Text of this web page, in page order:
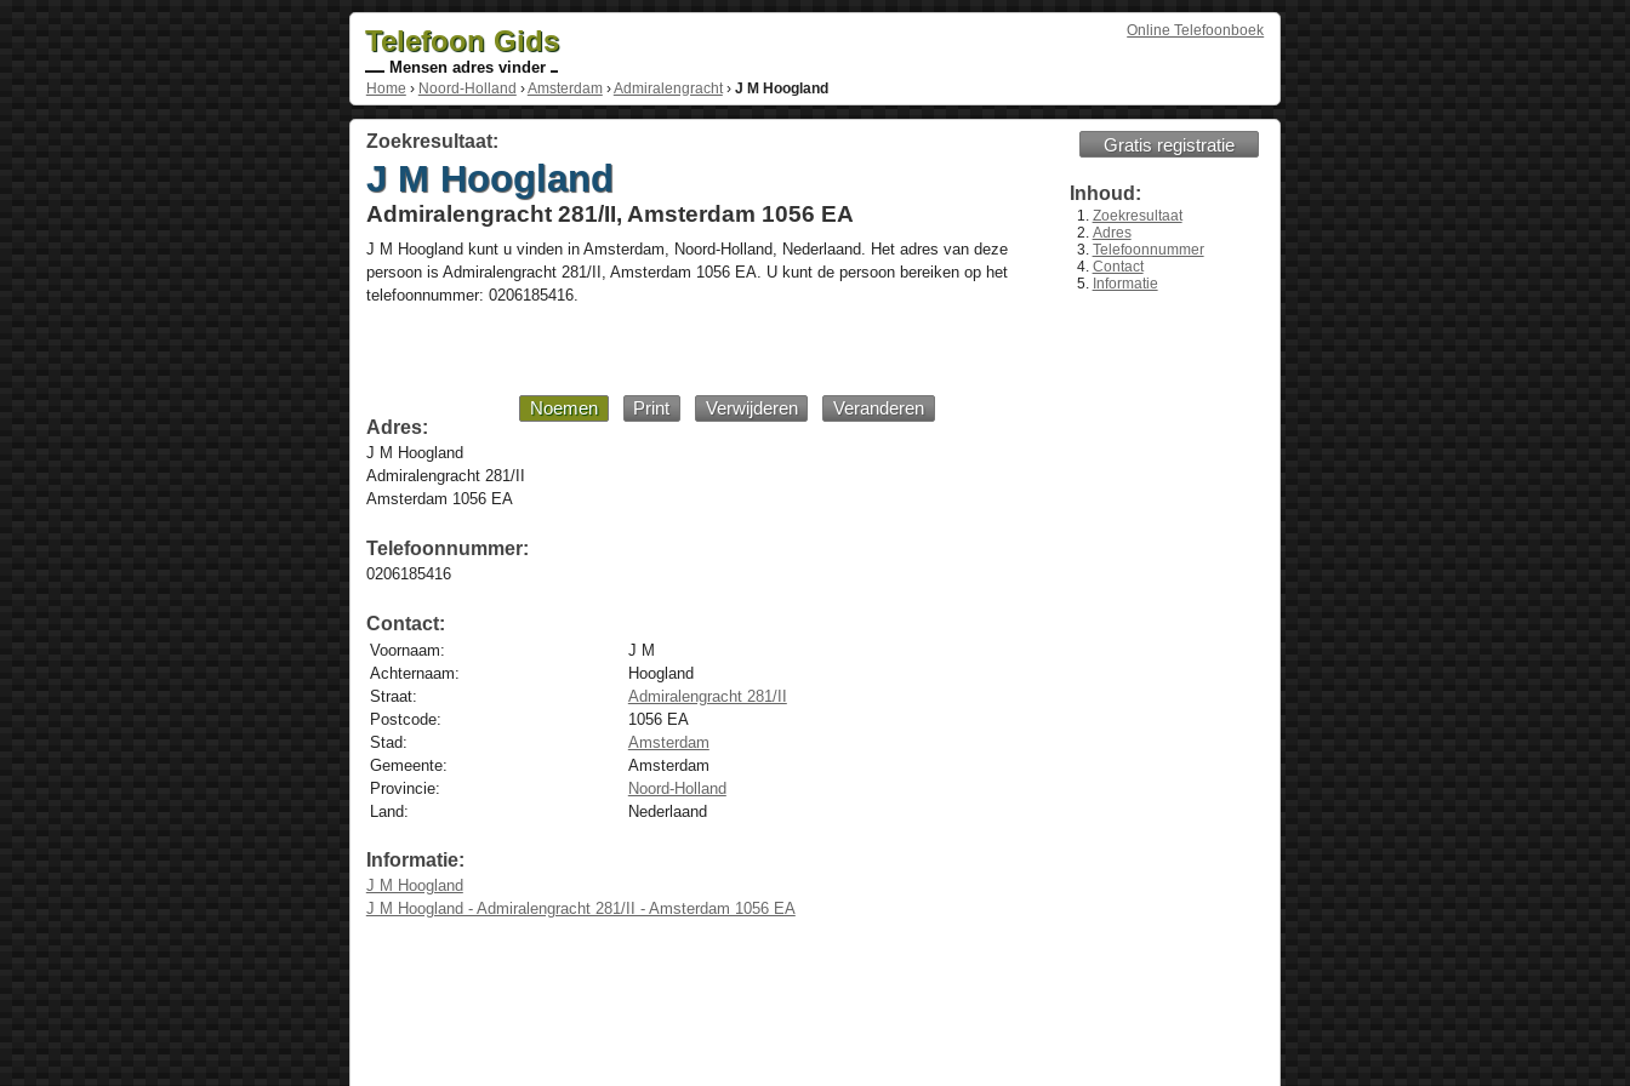
Online Telefoonboek
Telefoon Gids
Mensen adres vinder
Home › Noord-Holland ›Amsterdam›Admiralengracht› J M Hoogland
Zoekresultaat:
J M Hoogland
Admiralengracht 281/II, Amsterdam 1056 EA
J M Hooglandkunt u vinden in Amsterdam Noord-Holland, Nederlaand. Het adres van deze
persoon is Admiralengracht 281/II , Amsterdam 1056 EA. U kunt de persoon bereiken op het
telefoonnummer: 0206185416.
Noemen Print Verwijderen
Veranderen
Adres:
J M Hoogland
Admiralengracht 281/II
Amsterdam 1056 EA
Telefoonnummer:
0206185416
Contact:
Voornaam:
J M
Achternaam:
Hoogland
Straat:
Admiralengracht 281/II
Postcode:
1056 EA
Stad:
Amsterdam
Gemeente:
Amsterdam
Provincie:
Noord-Holland
Land:
Nederlaand
Informatie:
J M Hoogland
J M Hoogland - Admiralengracht 281/II - Amsterdam 1056 EA
Gratis registratie
Inhoud:
Zoekresultaat
Adres
Telefoonnummer
Contact
Informatie